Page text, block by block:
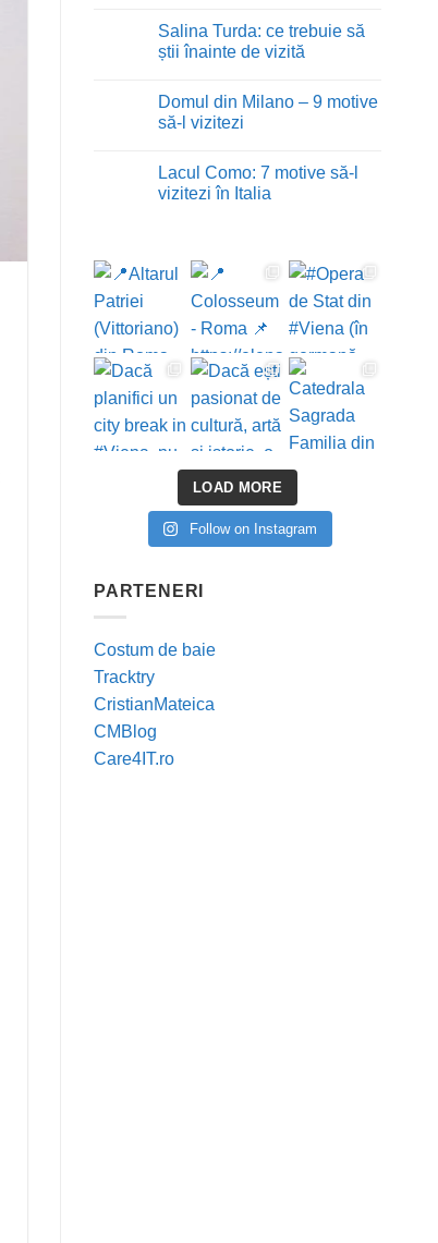
Grăsimea
Localizată
Fără
la
Forfecuța
de
alegi
cea
mai
de
cuticule
și
potrivită
Salina Turda: ce trebuie să
știi înainte de vizită
la
Salina
Turda:
să
știi
înainte
Domul din Milano – 9 motive
să-l vizitezi
la
Domul
din
motive
să-
vizitezi
Lacul Como: 7 motive să-l
vizitezi în Italia
Como:
motive
l
Italia
LOAD MORE
Follow on Instagram
PARTENERI
Costum de baie
Tracktry
CristianMateica
CMBlog
Care4IT.ro